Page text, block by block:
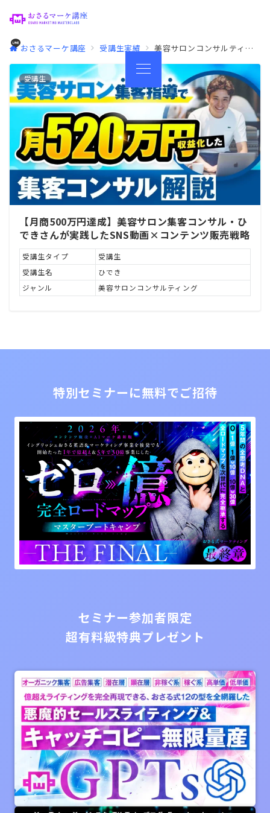
おさるマーケ講座 受講生実績 美容サロンコンサルティング
受講生
【月商500万円達成】美容サロン集客コンサル・ひ
できさんが実践したSNS動画×コンテンツ販売戦略
受講生タイプ
受講生
受講生名
ひでき
ジャンル
美容サロンコンサルティング
特別セミナーに無料でご招待
セミナー参加者限定
超有料級特典プレゼント